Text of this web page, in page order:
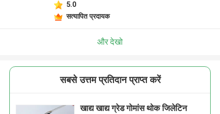
5.0
सत्यापित प्रदायक
और देखो
सबसे उत्तम प्रतिदान प्राप्त करें
खाद्य खाद्य ग्रेड गोमांस थोक जिलेटिन